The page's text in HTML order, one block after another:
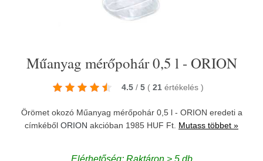
Műanyag mérőpohár 0,5 l - ORION
4.5 / 5 ( 21 értékelés )
Örömet okozó Műanyag mérőpohár 0,5 l - ORION eredeti a
címkéből ORION akcióban 1985 HUF Ft. Mutass többet »
Elérhetőség: Raktáron > 5 db